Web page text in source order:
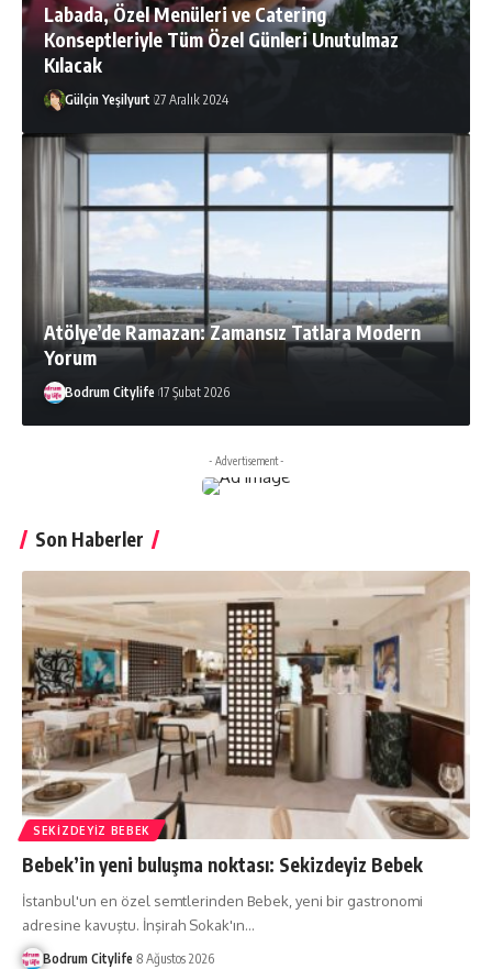
Labada, Özel Menüleri ve Catering
Konseptleriyle Tüm Özel Günleri Unutulmaz
Kılacak
Gülçin Yeşilyurt 27 Aralık 2024
Atölye’de Ramazan: Zamansız Tatlara Modern
Yorum
Bodrum Citylife 17 Şubat 2026
- Advertisement -
Son Haberler
SEKIZDEYIZ BEBEK
Bebek’in yeni buluşma noktası: Sekizdeyiz Bebek
İstanbul'un en özel semtlerinden Bebek, yeni bir gastronomi
adresine kavuştu. İnşirah Sokak'ın…
Bodrum Citylife 8 Ağustos 2026